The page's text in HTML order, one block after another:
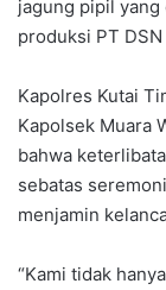
jagung pipil
produksi PT
Kapolres Kutai
Kapolsek Muara
bahwa
sebatas
menjamin
“Kami tidak